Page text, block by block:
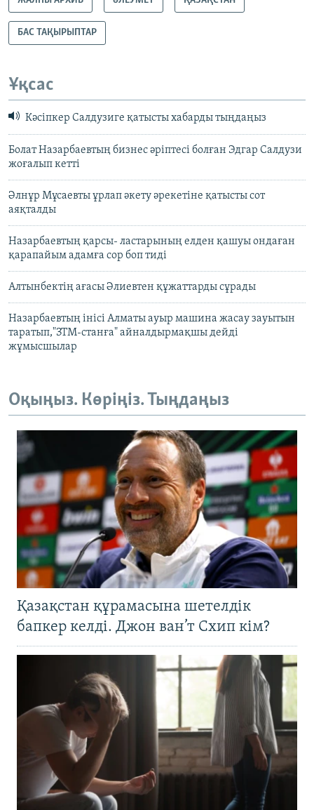
БАС ТАҚЫРЫПТАР
Ұқсас
Кәсіпкер Салдузиге қатысты хабарды тыңдаңыз
Болат Назарбаевтың бизнес әріптесі болған Эдгар Салдузи
жоғалып кетті
Әлнұр Мұсаевты ұрлап әкету әрекетіне қатысты сот
аяқталды
Назарбаевтың қарсы- ластарының елден қашуы ондаған
қарапайым адамға сор боп тиді
Алтынбектің ағасы Әлиевтен құжаттарды сұрады
Назарбаевтың інісі Алматы ауыр машина жасау зауытын
таратып,"ЗТМ-станға" айналдырмақшы дейді
жұмысшылар
Оқыңыз. Көріңіз. Тыңдаңыз
Қазақстан құрамасына шетелдік
бапкер келді. Джон ван’т Схип кім?